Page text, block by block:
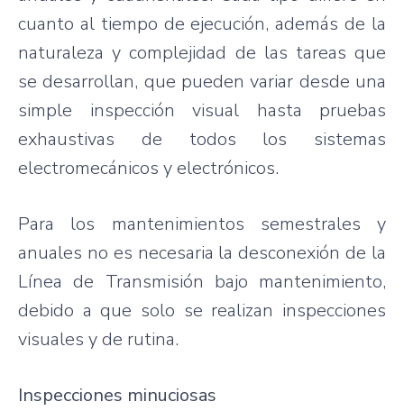
cuanto al tiempo de ejecución, además de la
naturaleza y complejidad de las tareas que
se desarrollan, que pueden variar desde una
simple inspección visual hasta pruebas
exhaustivas de todos los sistemas
electromecánicos y electrónicos.
Para los mantenimientos semestrales y
anuales no es necesaria la desconexión de la
Línea de Transmisión bajo mantenimiento,
debido a que solo se realizan inspecciones
visuales y de rutina.
Inspecciones minuciosas